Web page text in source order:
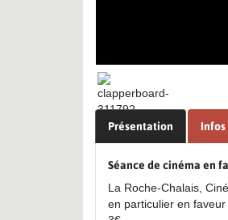
Présentation
Séance de cinéma en
La Roche-Chalais,
en particulier en